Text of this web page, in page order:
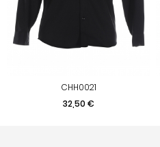
CHH0021
Prix
32,50 €